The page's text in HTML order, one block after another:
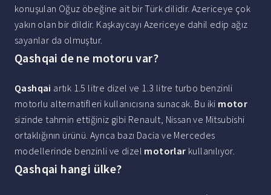
konuşulan Oğuz öbeğine ait bir Türk dilidir. Azericeye çok
yakın olan bir dildir. Kaşkaycayı Azericeye dahil edip ağız
sayanlar da olmuştur.
Qashqai de ne motoru var?
Qashqai artık 1.5 litre dizel ve 1.3 litre turbo benzinli
motorlu alternatifleri kullanıcısına sunacak. Bu iki motor
sizinde tahmin ettiğiniz gibi Renault, Nissan ve Mitsubishi
ortaklığının ürünü. Ayrıca bazı Dacia ve Mercedes
modellerinde benzinli ve dizel motorlar kullanılıyor.
Qashqai hangi ülke?